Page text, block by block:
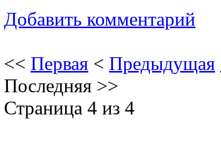
Добавить комментарий
<< Первая < Предыдущая
Последняя >>
Страница 4 из 4